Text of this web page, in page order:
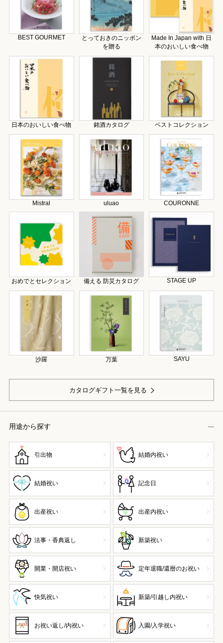
BEST GOURMET
とっておきのニッポン
を贈る
Made In Japan with 日
本のおいしい食べ物
日本のおいしい食べ物 銘酒カタログ ベストコレクション
Mistral uluao COURONNE
おめでとセレクション 備える 防災カタログ STAGE UP
沙羅 万葉 SAYU
カタログギフト一覧を見る
用途から探す
引出物 結婚内祝い
結婚祝い 記念日
出産祝い 出産内祝い
法事・香典返し 新築祝い
開業・開店祝い 定年退職/還暦のお祝い
快気祝い 新築/引越し内祝い
お祝い返し/内祝い 入園/入学祝い